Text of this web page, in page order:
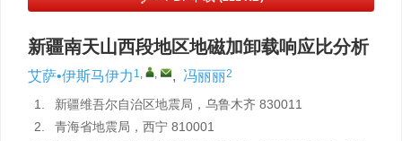
新疆南天山西段地区地磁加卸载响应比分析
艾萨•伊斯马伊力 1, , , 冯丽丽2
1.
新疆维吾尔自治区地震局，乌鲁木齐 830011
2.
青海省地震局，西宁 810001